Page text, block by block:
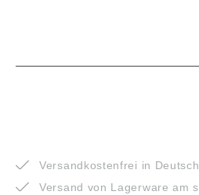
Versandkostenfrei in
Versand von Lagerware am